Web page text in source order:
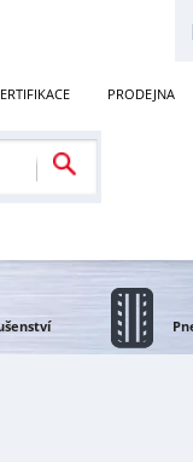
PRODEJNA